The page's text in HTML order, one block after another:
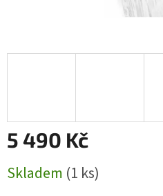
5 490 Kč
cena:
Skladem (1 ks)